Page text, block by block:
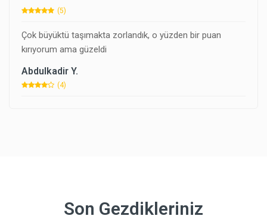
(5)
Çok büyüktü taşımakta zorlandık, o yüzden bir puan
kırıyorum ama güzeldi
Abdulkadir Y.
(4)
Son Gezdikleriniz